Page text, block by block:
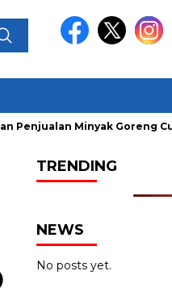
Minyak Goreng Curah
TRENDING
NEWS
No posts yet.